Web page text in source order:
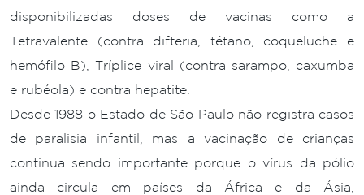
disponibilizadas doses de vacinas como a
Tetravalente (contra difteria, tétano, coqueluche e
hemófilo B), Tríplice viral (contra sarampo, caxumba
e rubéola) e contra hepatite.
Desde 1988 o Estado de São Paulo não registra casos
de paralisia infantil, mas a vacinação de crianças
continua sendo importante porque o vírus da pólio
ainda circula em países da África e da Ásia,